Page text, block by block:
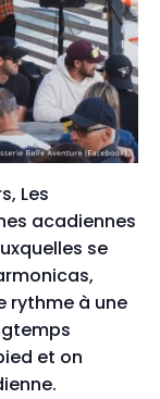
Les
acadiennes
se
rythme à une
et on